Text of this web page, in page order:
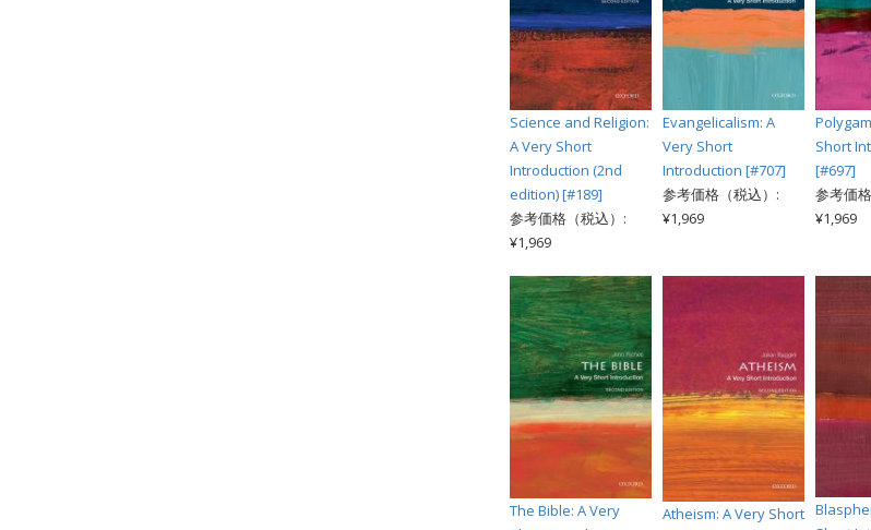
Science and Religion:
A Very Short
Introduction (2nd
edition) [#189]
参考価格（税込）:
¥1,969
Evangelicalism: A
Very Short
Introduction [#707]
参考価格（税込）:
¥1,969
Short
[#697]
参考価
¥1,969
The Bible: A Very
Atheism: A Very Short